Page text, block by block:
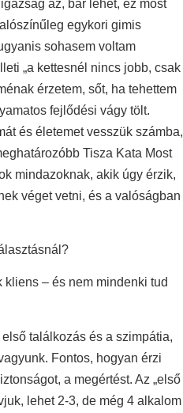
az, bár lehet, ez most
egykori gimis
sohasem voltam
„a kettesnél nincs jobb, csak
érzetem, sőt, ha tehettem
fejlődési vágy tölt.
és életemet vesszük számba,
Tisza Kata Most
mindazoknak, akik úgy érzik,
véget vetni, és a valóságban
– és nem mindenki tud
találkozás és a szimpátia,
Fontos, hogyan érzi
a megértést. Az „első
lehet 2-3, de még 4 alkalom